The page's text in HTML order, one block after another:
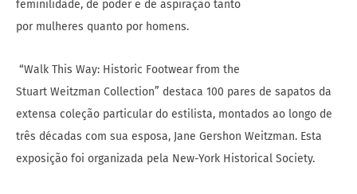
feminilidade, de poder e de aspiração tanto
por mulheres quanto por homens.
“Walk This Way: Historic Footwear from the
Stuart Weitzman Collection” destaca 100 pares de sapatos da
extensa coleção particular do estilista, montados ao longo de
três décadas com sua esposa, Jane Gershon Weitzman. Esta
exposição foi organizada pela New-York Historical Society.